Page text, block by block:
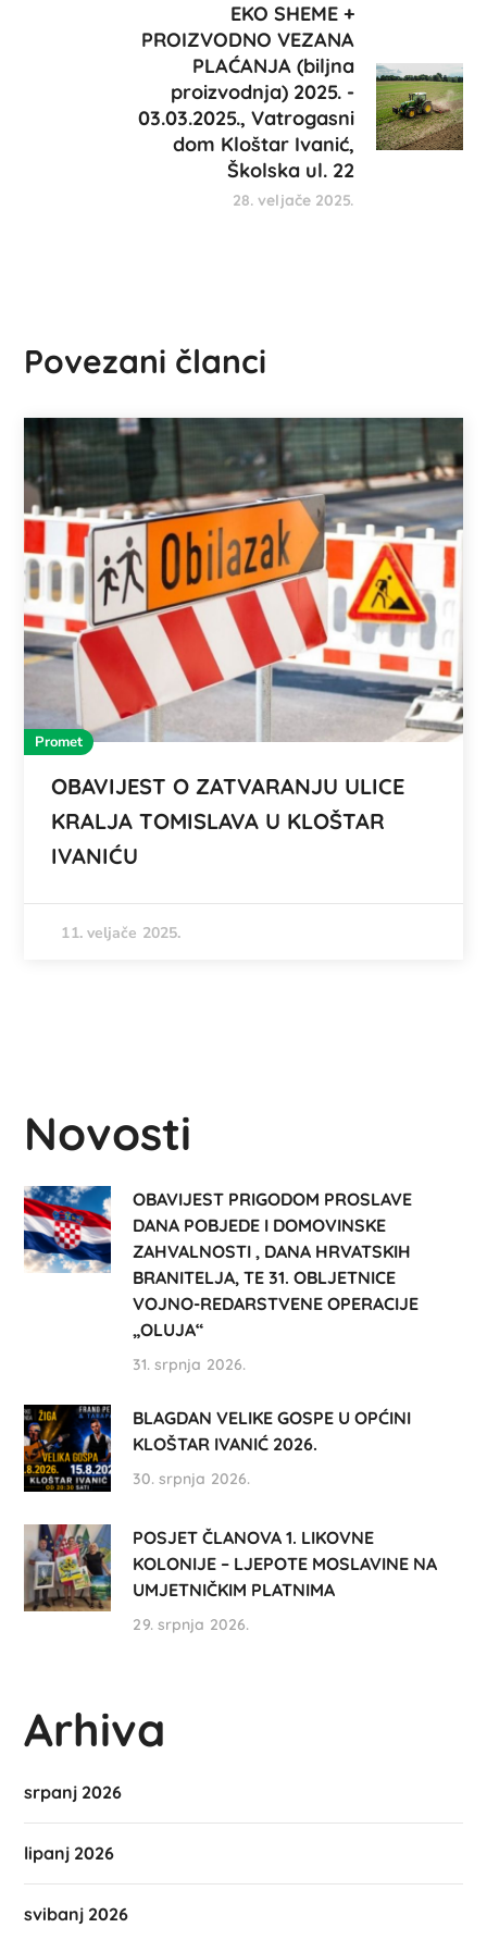
EKO SHEME +
PROIZVODNO VEZANA
PLAĆANJA (biljna
proizvodnja) 2025. -
03.03.2025., Vatrogasni
dom Kloštar Ivanić,
Školska ul. 22
28. veljače 2025.
Povezani članci
Promet
OBAVIJEST O ZATVARANJU ULICE
KRALJA TOMISLAVA U KLOŠTAR
IVANIĆU
11. veljače 2025.
Novosti
OBAVIJEST PRIGODOM PROSLAVE
DANA POBJEDE I DOMOVINSKE
ZAHVALNOSTI , DANA HRVATSKIH
BRANITELJA, TE 31. OBLJETNICE
VOJNO-REDARSTVENE OPERACIJE
„OLUJA“
31. srpnja 2026.
BLAGDAN VELIKE GOSPE U OPĆINI
KLOŠTAR IVANIĆ 2026.
30. srpnja 2026.
POSJET ČLANOVA 1. LIKOVNE
KOLONIJE – LJEPOTE MOSLAVINE NA
UMJETNIČKIM PLATNIMA
29. srpnja 2026.
Arhiva
srpanj 2026
lipanj 2026
svibanj 2026